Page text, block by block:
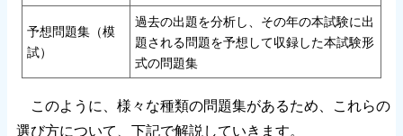
予想問題集（模
試）
過去の出題を分析し、その年の本試験に出
題される問題を予想して収録した本試験形
式の問題集
このように、様々な種類の問題集があるため、これらの
選び方について、下記で解説していきます。